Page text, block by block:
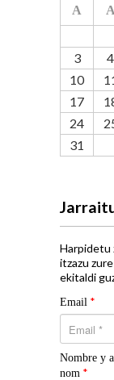
A A
3
4
10
17
24
31
Harpidetu
itzazu
ekitaldi
Email *
Nombre y
nom *